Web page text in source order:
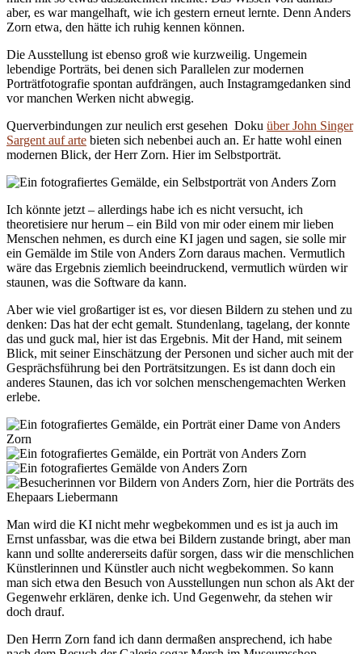
aber, es war mangelhaft, wie ich gestern erneut lernte. Denn Anders
Zorn etwa, den hätte ich ruhig kennen können.
Die Ausstellung ist ebenso groß wie kurzweilig. Ungemein
lebendige Porträts, bei denen sich Parallelen zur modernen
Porträtfotografie spontan aufdrängen, auch Instagramgedanken sind
vor manchen Werken nicht abwegig.
Querverbindungen zur neulich erst gesehen Doku über John Singer
Sargent auf arte bieten sich nebenbei auch an. Er hatte wohl einen
modernen Blick, der Herr Zorn. Hier im Selbstporträt.
Ich könnte jetzt – allerdings habe ich es nicht versucht, ich
theoretisiere nur herum – ein Bild von mir oder einem mir lieben
Menschen nehmen, es durch eine KI jagen und sagen, sie solle mir
ein Gemälde im Stile von Anders Zorn daraus machen. Vermutlich
wäre das Ergebnis ziemlich beeindruckend, vermutlich würden wir
staunen, was die Software da kann.
Aber wie viel großartiger ist es, vor diesen Bildern zu stehen und zu
denken: Das hat der echt gemalt. Stundenlang, tagelang, der konnte
das und guck mal, hier ist das Ergebnis. Mit der Hand, mit seinem
Blick, mit seiner Einschätzung der Personen und sicher auch mit der
Gesprächsführung bei den Porträtsitzungen. Es ist dann doch ein
anderes Staunen, das ich vor solchen menschengemachten Werken
erlebe.
Man wird die KI nicht mehr wegbekommen und es ist ja auch im
Ernst unfassbar, was die etwa bei Bildern zustande bringt, aber man
kann und sollte andererseits dafür sorgen, dass wir die menschlichen
Künstlerinnen und Künstler auch nicht wegbekommen. So kann
man sich etwa den Besuch von Ausstellungen nun schon als Akt der
Gegenwehr erklären, denke ich. Und Gegenwehr, da stehen wir
doch drauf.
Den Herrn Zorn fand ich dann dermaßen ansprechend, ich habe